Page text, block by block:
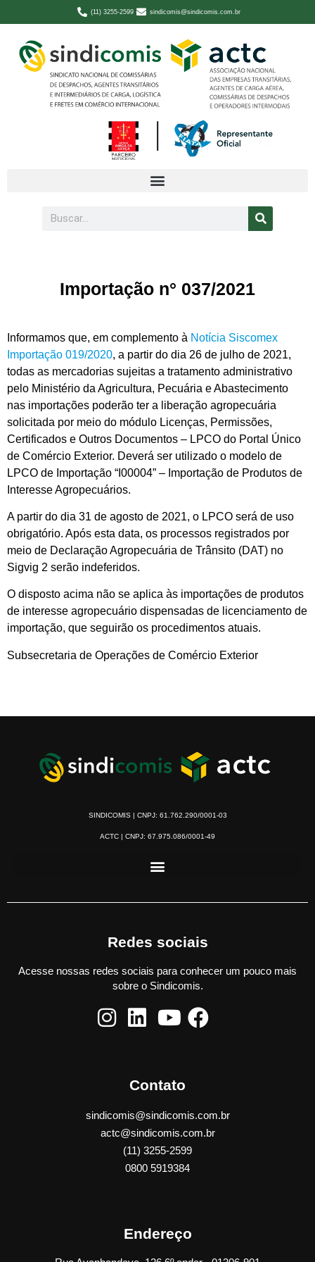
(11) 3255-2599 sindicomis@sindicomis.com.br
Importação n° 037/2021
Informamos que, em complemento à Notícia Siscomex
Importação 019/2020, a partir do dia 26 de julho de 2021,
todas as mercadorias sujeitas a tratamento administrativo
pelo Ministério da Agricultura, Pecuária e Abastecimento
nas importações poderão ter a liberação agropecuária
solicitada por meio do módulo Licenças, Permissões,
Certificados e Outros Documentos – LPCO do Portal Único
de Comércio Exterior. Deverá ser utilizado o modelo de
LPCO de Importação “I00004” – Importação de Produtos de
Interesse Agropecuários.
A partir do dia 31 de agosto de 2021, o LPCO será de uso
obrigatório. Após esta data, os processos registrados por
meio de Declaração Agropecuária de Trânsito (DAT) no
Sigvig 2 serão indeferidos.
O disposto acima não se aplica às importações de produtos
de interesse agropecuário dispensadas de licenciamento de
importação, que seguirão os procedimentos atuais.
Subsecretaria de Operações de Comércio Exterior
SINDICOMIS | CNPJ: 61.762.290/0001-03
ACTC | CNPJ: 67.975.086/0001-49
Redes sociais
Acesse nossas redes sociais para conhecer um pouco mais
sobre o Sindicomis.
Contato
sindicomis@sindicomis.com.br
actc@sindicomis.com.br
(11) 3255-2599
0800 5919384
Endereço